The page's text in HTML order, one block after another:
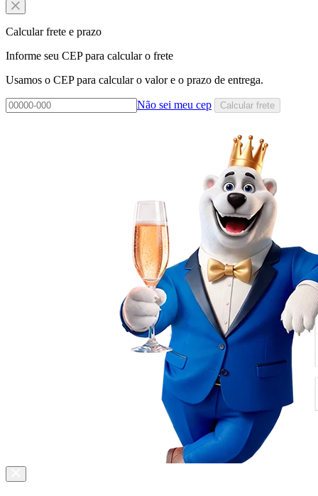
Calcular frete e prazo
Informe seu CEP para calcular o frete
Usamos o CEP para calcular o valor e o prazo de entrega.
Não sei meu cep Calcular frete